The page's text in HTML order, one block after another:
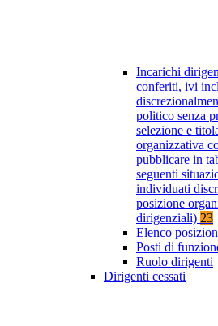
Incarichi
conferiti, ivi
politico senza
selezione e
organizzativa
pubblicare in
seguenti
individuati
posizione
dirigenziali) 23
Elenco
Posti di
Ruolo dirigenti
Dirigenti cessati